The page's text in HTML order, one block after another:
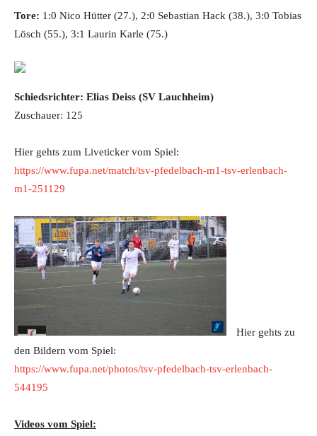
Tore: 1:0 Nico Hütter (27.), 2:0 Sebastian Hack (38.), 3:0 Tobias
Lösch (55.), 3:1 Laurin Karle (75.)
Schiedsrichter: Elias Deiss (SV Lauchheim)
Zuschauer: 125
Hier gehts zum Liveticker vom Spiel:
https://www.fupa.net/match/tsv-pfedelbach-m1-tsv-erlenbach-
m1-251129
Hier gehts zu
den Bildern vom Spiel:
https://www.fupa.net/photos/tsv-pfedelbach-tsv-erlenbach-
544195
Videos vom Spiel: